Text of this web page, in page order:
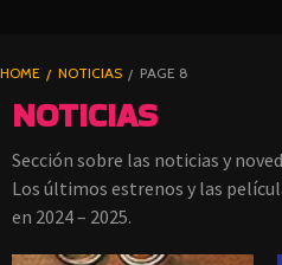
BLOGHORROR
⋆
HOME NOTICIAS PAGE 8
NOTICIAS
Sección sobre las noticias y
Los últimos estrenos y las
en 2024 – 2025.